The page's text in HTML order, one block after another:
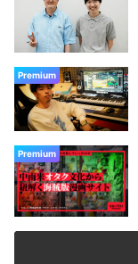
Premium
Premium